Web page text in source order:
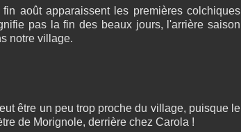
août apparaissent les premières colchiques
pas la fin des beaux jours, l'arrière saison
notre village.
être un peu trop proche du village, puisque le
de Morignole, derrière chez Carola !